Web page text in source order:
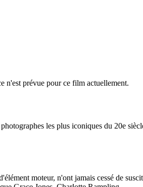
n'est prévue pour ce film actuellement.
les plus iconiques du 20e
moteur, n'ont jamais cessé de